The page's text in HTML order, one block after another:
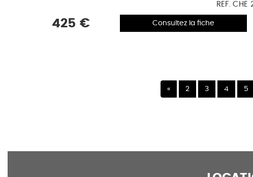
REF. CHE
425 € Consultez la fiche
«Précédent
2 3 4 5